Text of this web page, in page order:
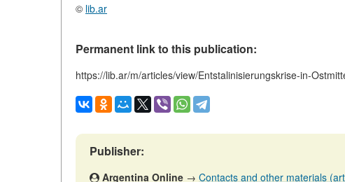
© lib.ar
Permanent link to this publication:
https://lib.ar/m/articles/view/Entstalinisierungskrise-in-
Publisher:
Argentina Online → Contacts and other materials